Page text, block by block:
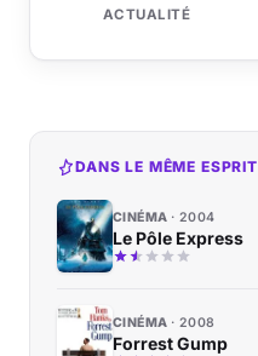
ACTUALITÉ
DANS LE MÊME ESPRIT
CINÉMA 2004
Le Pôle Express
CINÉMA 2008
Forrest Gump